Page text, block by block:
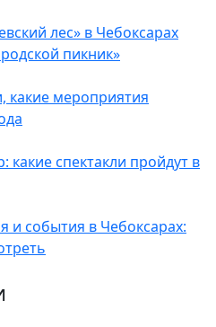
лес» в Чебоксарах
пикник»
какие мероприятия
спектакли пройдут в
и события в Чебоксарах: